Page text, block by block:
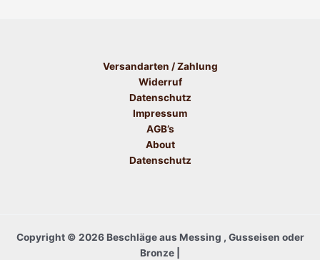
Versandarten / Zahlung
Widerruf
Datenschutz
Impressum
AGB’s
About
Datenschutz
Copyright © 2026 Beschläge aus Messing , Gusseisen oder
Bronze |